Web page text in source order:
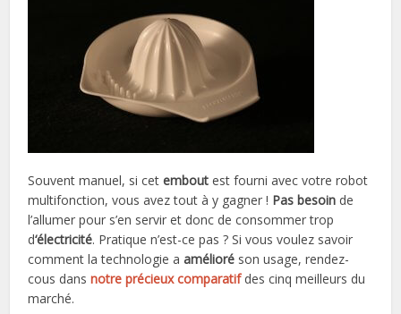
Souvent manuel, si cetembout est fourni avec votre robot
multifonction, vous avez tout à y gagner ! Pas besoin de
l’allumer pour s’en servir et donc de consommer trop
d‘électricité. Pratique n’est-ce pas ? Si vous voulez savoir
comment la technologie aamélioré son usage, rendez-
cous dans notre précieux comparatif des cinq meilleurs du
marché.